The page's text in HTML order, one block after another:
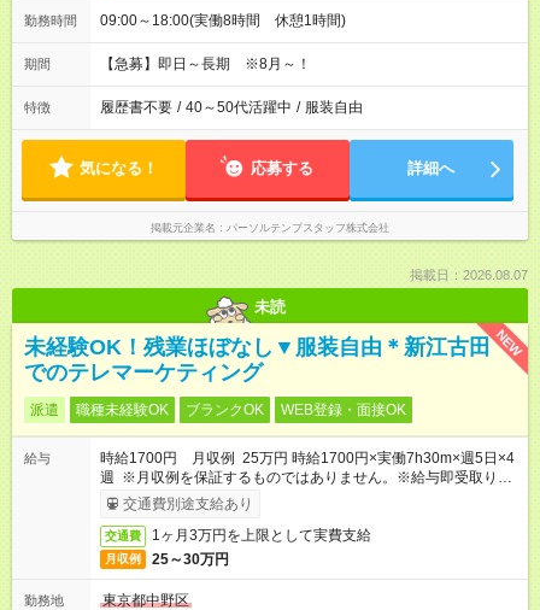
勤務時間 09:00～18:00(実働8時間 休憩1時間)
期間 【急募】即日～長期 ※8月～！
特徴 履歴書不要 / 40～50代活躍中 / 服装自由
気になる！ 応募する 詳細へ
掲載元企業名 パーソルテンプスタッフ株式会社
掲載日：2026.08.07
未読
NEW
未経験OK！残業ほぼなし▼服装自由＊新江古田
でのテレマーケティング
派遣 職種未経験OK ブランクOK WEB登録・面接OK
給与
時給1700円 月収例 25万円 時給1700円×実働7h30m×週5日×4
週 ※月収例を保証するものではありません。※給与即受取りサ
ービス利用可（利用条件有）
交通費別途支給あり
交通費 1ヶ月3万円を上限として実費支給
月収例 25～30万円
勤務地
東京都中野区